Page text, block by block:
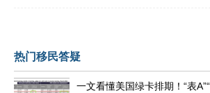
热门移民答疑
一文看懂美国绿卡排期！“表